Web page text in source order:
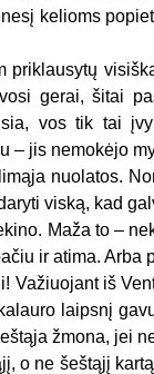
kelioms
priklausytų
gerai, šitai
vos tik tai
– jis nemokėjo
nuolatos.
viską, kad
Maža to –
ir atima. Arba
Važiuojant iš
laipsnį
žmona, jei
o ne šeštąjį